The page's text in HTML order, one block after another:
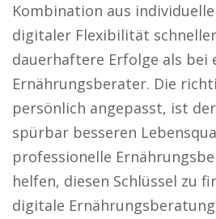
Kombination aus
digitaler Flexibilität
dauerhaftere Erfolge als bei
Ernährungsberater. Die
persönlich angepasst, ist
spürbar besseren
professionelle
helfen, diesen Schlüssel zu
digitale